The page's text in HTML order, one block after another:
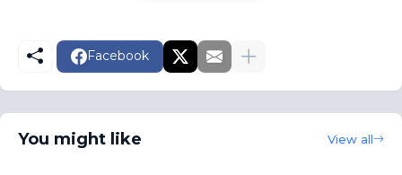
Facebook
You might like View all